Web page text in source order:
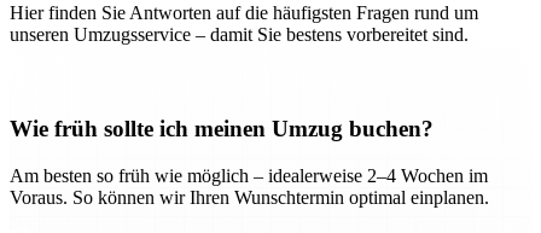
Hier finden Sie Antworten auf die häufigsten Fragen rund um
unseren Umzugsservice – damit Sie bestens vorbereitet sind.
Wie früh sollte ich meinen Umzug buchen?
Am besten so früh wie möglich – idealerweise 2–4 Wochen im
Voraus. So können wir Ihren Wunschtermin optimal einplanen.